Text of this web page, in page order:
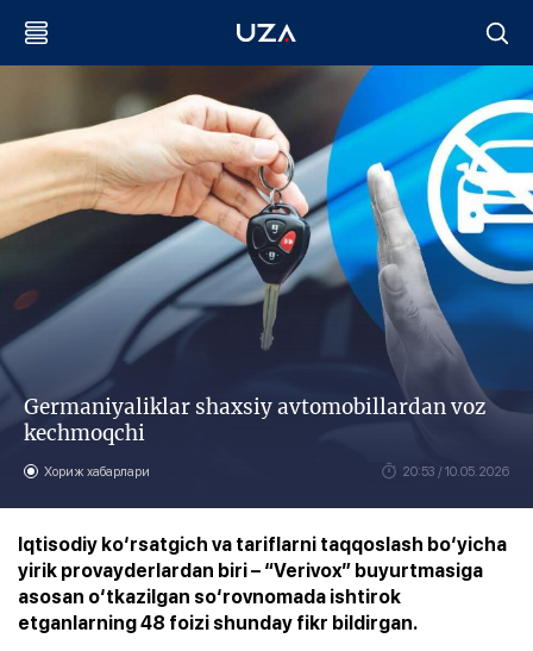
Germaniyaliklar shaxsiy avtomobillardan voz
kechmoqchi
Хориж хабарлари 20:53 / 10.05.2026
Iqtisodiy ko‘rsatgich va tariflarni taqqoslash bo‘yicha
yirik provayderlardan biri – “Verivox” buyurtmasiga
asosan o‘tkazilgan so‘rovnomada ishtirok
etganlarning 48 foizi shunday fikr bildirgan.